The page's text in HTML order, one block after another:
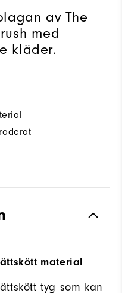
av The
med
kläder.
material
tyg som kan